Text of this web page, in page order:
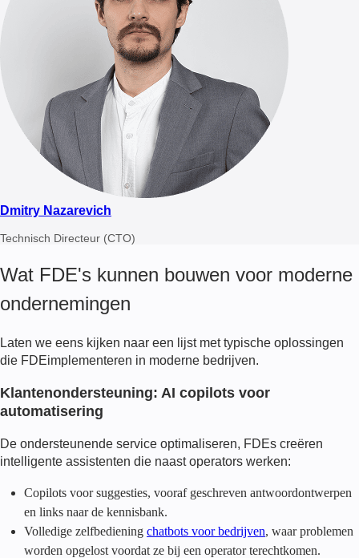
Dmitry Nazarevich
Technisch Directeur (CTO)
Wat FDE's kunnen bouwen voor moderne
ondernemingen
Laten we eens kijken naar een lijst met typische oplossingen
die FDEimplementeren in moderne bedrijven.
Klantenondersteuning: AI copilots voor
automatisering
De ondersteunende service optimaliseren, FDEs creëren
intelligente assistenten die naast operators werken:
Copilots voor suggesties, vooraf geschreven antwoordontwerpen
en links naar de kennisbank.
Volledige zelfbediening chatbots voor bedrijven, waar problemen
worden opgelost voordat ze bij een operator terechtkomen.